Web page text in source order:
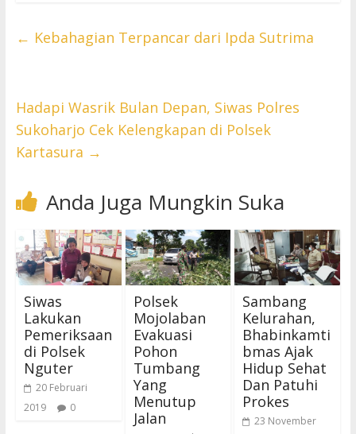
← Kebahagian Terpancar dari Ipda Sutrima
Hadapi Wasrik Bulan Depan, Siwas Polres
Sukoharjo Cek Kelengkapan di Polsek
Kartasura →
Anda Juga Mungkin Suka
Siwas
Lakukan
Pemeriksaan
di Polsek
Nguter
20 Februari
2019
0
Polsek
Mojolaban
Evakuasi
Pohon
Tumbang
Yang
Menutup
Jalan
Sambang
Kelurahan,
Bhabinkamti
bmas Ajak
Hidup Sehat
Dan Patuhi
Prokes
23 November